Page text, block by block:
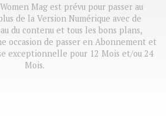
Mag est prévu pour passer au
de la Version Numérique avec de
du contenu et tous les bons plans,
occasion de passer en Abonnement et
exceptionnelle pour 12 Mois et/ou 24
Mois.